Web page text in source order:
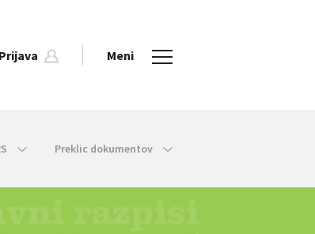
Prijava Meni
Preklic dokumentov